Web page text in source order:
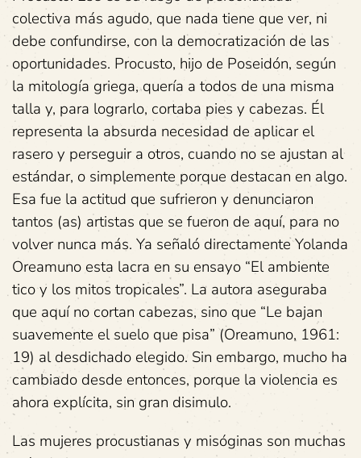
colectiva más agudo, que nada tiene que ver, ni
debe confundirse, con la democratización de las
oportunidades. Procusto, hijo de Poseidón, según
la mitología griega, quería a todos de una misma
talla y, para lograrlo, cortaba pies y cabezas. Él
representa la absurda necesidad de aplicar el
rasero y perseguir a otros, cuando no se ajustan al
estándar, o simplemente porque destacan en algo.
Esa fue la actitud que sufrieron y denunciaron
tantos (as) artistas que se fueron de aquí, para no
volver nunca más. Ya señaló directamente Yolanda
Oreamuno esta lacra en su ensayo “El ambiente
tico y los mitos tropicales”. La autora aseguraba
que aquí no cortan cabezas, sino que “Le bajan
suavemente el suelo que pisa” (Oreamuno, 1961:
19) al desdichado elegido. Sin embargo, mucho ha
cambiado desde entonces, porque la violencia es
ahora explícita, sin gran disimulo.
Las mujeres procustianas y misóginas son muchas